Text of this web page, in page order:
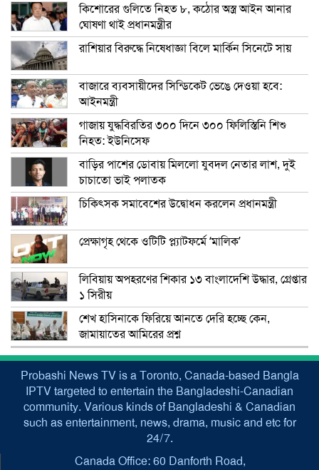
কিশোরের গুলিতে নিহত ৮, কঠোর অস্ত্র আইন আনার
ঘোষণা থাই প্রধানমন্ত্রীর
রাশিয়ার বিরুদ্ধে নিষেধাজ্ঞা বিলে মার্কিন সিনেটে সায়
বাজারে ব্যবসায়ীদের সিন্ডিকেট ভেঙে দেওয়া হবে:
আইনমন্ত্রী
গাজায় যুদ্ধবিরতির ৩০০ দিনে ৩০০ ফিলিস্তিনি শিশু
নিহত: ইউনিসেফ
বাড়ির পাশের ডোবায় মিললো যুবদল নেতার লাশ, দুই
চাচাতো ভাই পলাতক
চিকিৎসক সমাবেশের উদ্বোধন করলেন প্রধানমন্ত্রী
প্রেক্ষাগৃহ থেকে ওটিটি প্ল্যাটফর্মে ‘মালিক’
লিবিয়ায় অপহরণের শিকার ১৩ বাংলাদেশি উদ্ধার, গ্রেপ্তার
১ সিরীয়
শেখ হাসিনাকে ফিরিয়ে আনতে দেরি হচ্ছে কেন,
জামায়াতের আমিরের প্রশ্ন
Probashi News TV is a Toronto, Canada-based Bangla
IPTV targeted to entertain the Bangladeshi-Canadian
community. Various kinds of Bangladeshi & Canadian
such as entertainment, news, drama, music and etc for
24/7.
Canada Office: 60 Danforth Road,